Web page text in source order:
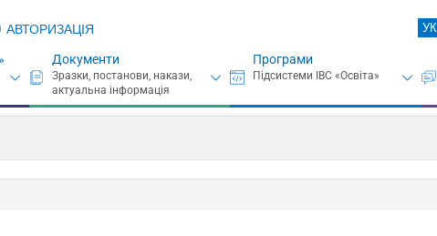
АВТОРИЗАЦІЯ
Документи Програми